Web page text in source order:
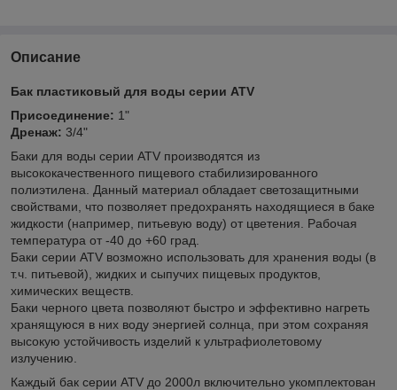
Описание
Бак пластиковый для воды серии ATV
Присоединение: 1"
Дренаж: 3/4"
Баки для воды серии ATV производятся из
высококачественного пищевого стабилизированного
полиэтилена. Данный материал обладает светозащитными
свойствами, что позволяет предохранять находящиеся в баке
жидкости (например, питьевую воду) от цветения. Рабочая
температура от -40 до +60 град.
Баки серии ATV возможно использовать для хранения воды (в
т.ч. питьевой), жидких и сыпучих пищевых продуктов,
химических веществ.
Баки черного цвета позволяют быстро и эффективно нагреть
хранящуюся в них воду энергией солнца, при этом сохраняя
высокую устойчивость изделий к ультрафиолетовому
излучению.
Каждый бак серии ATV до 2000л включительно укомплектован